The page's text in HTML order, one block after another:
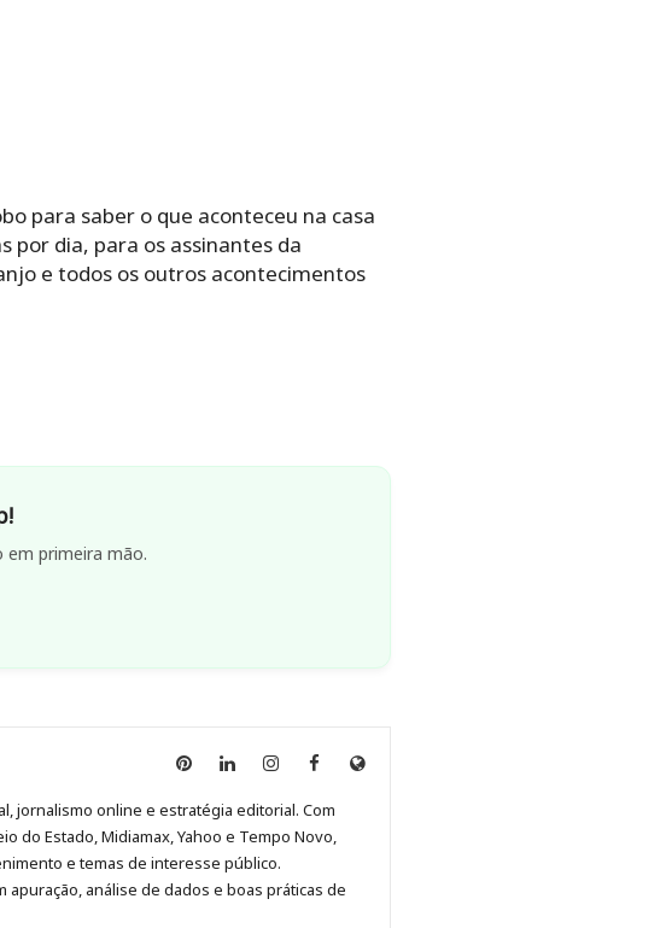
para saber o que aconteceu na casa
por dia, para os assinantes da
e todos os outros acontecimentos
em primeira mão.
Anny
no
Pinterest
Anny
no
LinkedIn
Anny
no
Instagram
Anny
no
Facebook
Site
jornalismo online e estratégia editorial. Com
do Estado, Midiamax, Yahoo e Tempo Novo,
e temas de interesse público.
análise de dados e boas práticas de